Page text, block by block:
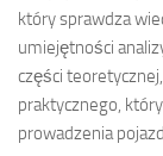
który sprawdza
umiejętności
części
praktycznego,
prowadzenia